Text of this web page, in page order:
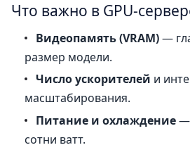
Что важно в GPU-
Видеопамять (VRAM)—
размер модели.
Число ускорителей и
масштабирования.
Питание и охлаждение—
сотни ватт.